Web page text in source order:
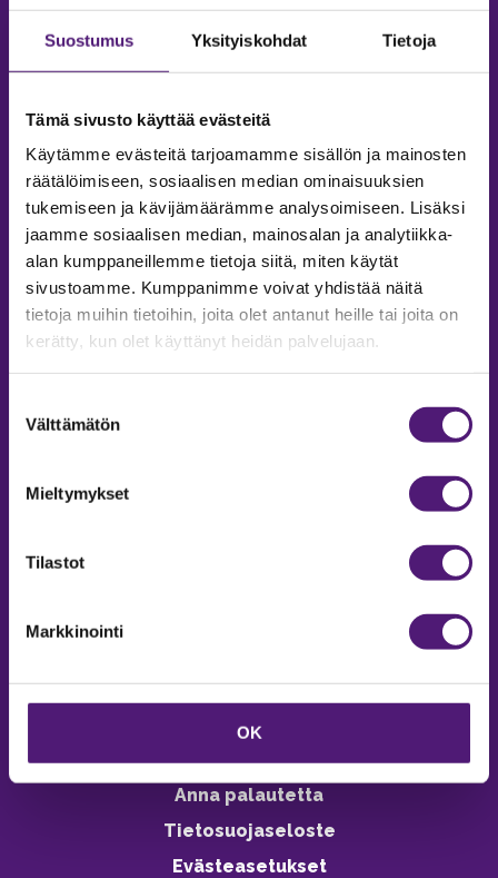
Suostumus Yksityiskohdat Tietoja
Tämä sivusto käyttää evästeitä
Käytämme evästeitä tarjoamamme sisällön ja mainosten
räätälöimiseen, sosiaalisen median ominaisuuksien
tukemiseen ja kävijämäärämme analysoimiseen. Lisäksi
jaamme sosiaalisen median, mainosalan ja analytiikka-
alan kumppaneillemme tietoja siitä, miten käytät
sivustoamme. Kumppanimme voivat yhdistää näitä
tietoja muihin tietoihin, joita olet antanut heille tai joita on
kerätty, kun olet käyttänyt heidän palvelujaan.
valinta
Välttämätön
Mieltymykset
Tilastot
Markkinointi
OK
MAJOITUS
Tiedustelut & Varaukset
Vastuullisuus
Ympäristöohjelma
Avoimet työpaikat
Anna palautetta
Tietosuojaseloste
Evästeasetukset